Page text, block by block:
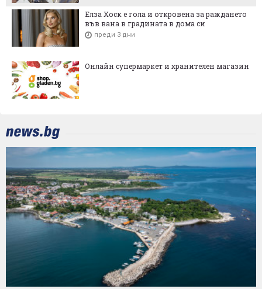
Елза Хоск е гола и откровена за раждането
във вана в градината в дома си
преди 3 дни
Онлайн супермаркет и хранителен магазин